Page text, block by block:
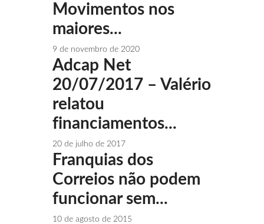
Movimentos nos
maiores...
9 de novembro de 2020
Adcap Net
20/07/2017 – Valério
relatou
financiamentos...
20 de julho de 2017
Franquias dos
Correios não podem
funcionar sem...
10 de agosto de 2015